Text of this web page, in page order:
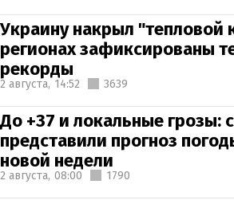
Украину накрыл "тепловой
регионах зафиксированы
рекорды
2 августа, 14:52 3639
До +37 и локальные грозы:
представили прогноз
новой недели
2 августа, 08:00 1790